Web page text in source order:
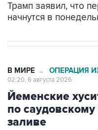
Трамп заявил, что
начнутся в
В МИРЕ → ОПЕРАЦИЯ
02:20, 6 августа 2026
Йеменские
по
заливе